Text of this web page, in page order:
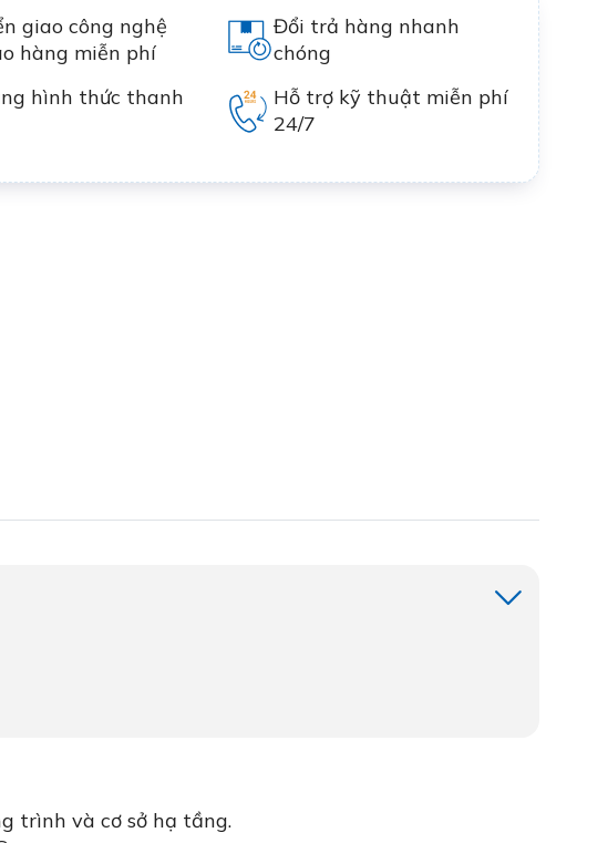
giao công nghệ
hàng miễn phí
Đổi trả hàng nhanh
chóng
hình thức thanh
Hỗ trợ kỹ thuật miễn phí
24/7
trình và cơ sở hạ tầng.